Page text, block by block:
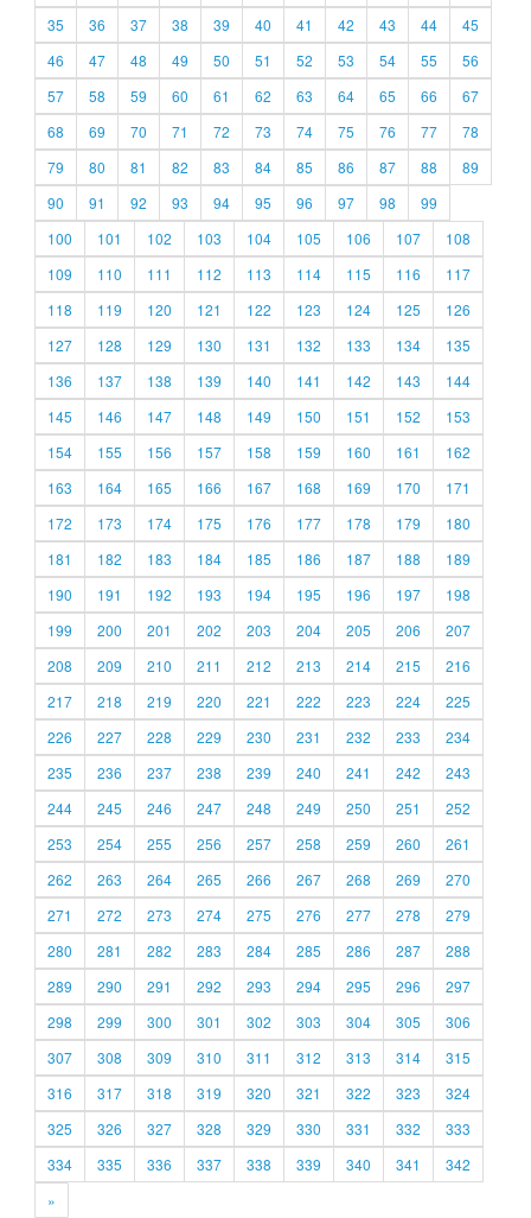
35
36 37 38 39 40 41 42 43 44
45
46
47 48 49 50 51 52 53 54 55
56
57
58 59 60 61 62 63 64 65 66
67
68
69 70 71 72 73 74 75 76 77
78
79
80 81 82 83 84 85 86 87 88
89
90
91 92 93 94 95 96 97 98
99
100
101 102 103 104 105 106 107
108
109
110 111 112 113 114 115 116
117
118
119 120 121 122 123 124 125
126
127
128 129 130 131 132 133 134
135
136
137 138 139 140 141 142 143
144
145
146 147 148 149 150 151 152
153
154
155 156 157 158 159 160 161
162
163
164 165 166 167 168 169 170
171
172
173 174 175 176 177 178 179
180
181
182 183 184 185 186 187 188
189
190
191 192 193 194 195 196 197
198
199
200 201 202 203 204 205 206
207
208
209 210 211 212 213 214 215
216
217
218 219 220 221 222 223 224
225
226
227 228 229 230 231 232 233
234
235
236 237 238 239 240 241 242
243
244
245 246 247 248 249 250 251
252
253
254 255 256 257 258 259 260
261
262
263 264 265 266 267 268 269
270
271
272 273 274 275 276 277 278
279
280
281 282 283 284 285 286 287
288
289
290 291 292 293 294 295 296
297
298
299 300 301 302 303 304 305
306
307
308 309 310 311 312 313 314
315
316
317 318 319 320 321 322 323
324
325
326 327 328 329 330 331 332
333
334
335 336 337 338 339 340 341
342
»